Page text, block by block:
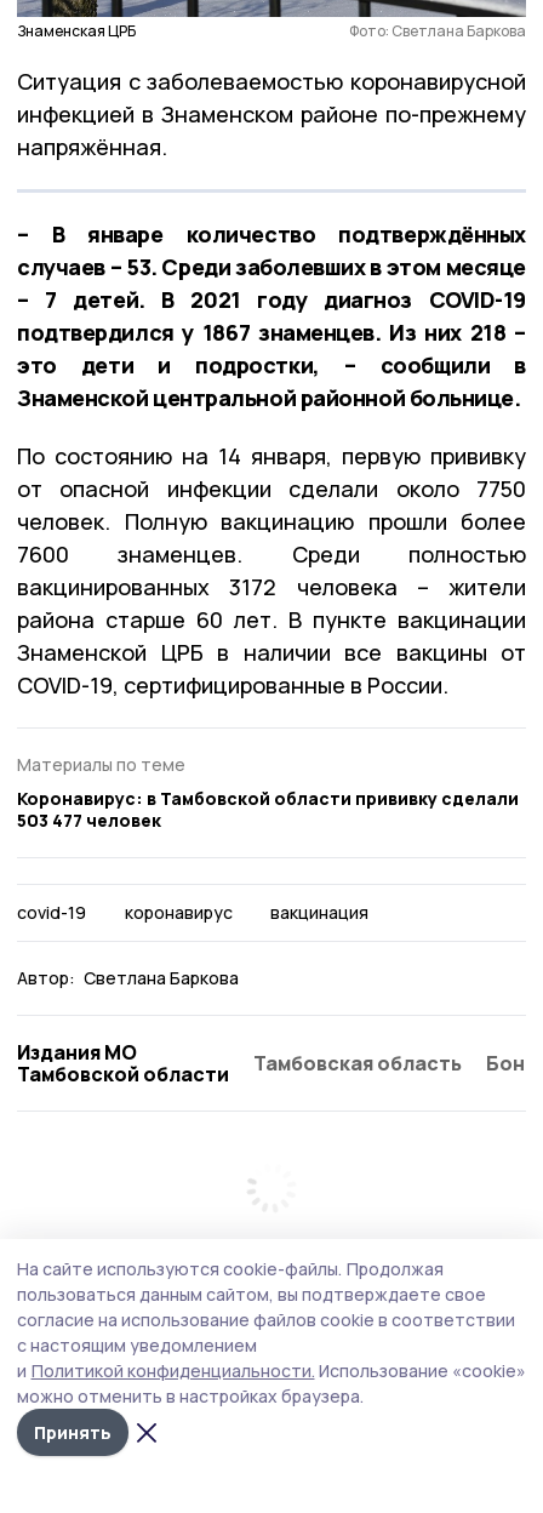
Знаменская ЦРБ Фото: Светлана Баркова
Ситуация с заболеваемостью коронавирусной
инфекцией в Знаменском районе по-прежнему
напряжённая.
– В январе количество подтверждённых
случаев – 53. Среди заболевших в этом месяце
– 7 детей. В 2021 году диагноз COVID-19
подтвердился у 1867 знаменцев. Из них 218 –
это дети и подростки, – сообщили в
Знаменской центральной районной больнице.
По состоянию на 14 января, первую прививку
от опасной инфекции сделали около 7750
человек. Полную вакцинацию прошли более
7600 знаменцев. Среди полностью
вакцинированных 3172 человека – жители
района старше 60 лет. В пункте вакцинации
Знаменской ЦРБ в наличии все вакцины от
COVID-19, сертифицированные в России.
Материалы по теме
Коронавирус: в Тамбовской области прививку сделали
503 477 человек
covid-19 коронавирус вакцинация
Автор: Светлана Баркова
Издания МО
Тамбовской области
Тамбовская область
На сайте используются cookie-файлы. Продолжая
пользоваться данным сайтом, вы подтверждаете свое
согласие на использование файлов cookie в соответствии
с настоящим уведомлением
и Политикой конфиденциальности. Использование «cookie»
можно отменить в настройках браузера.
Принять